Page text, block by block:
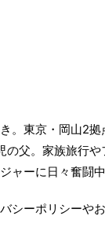
。東京・岡山2拠
の父。家族旅行や
ャーに日々奮闘中
シーポリシーや